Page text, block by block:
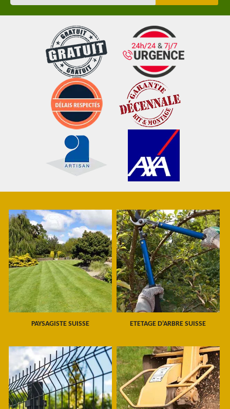
PAYSAGISTE SUISSE ETETAGE D'ARBRE SUISSE